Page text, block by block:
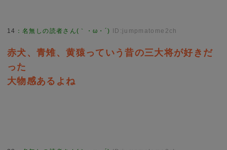
14 ：名無しの読者さん(｀・ω・´) ID:jumpmatome2ch
赤犬、青雉、黄猿っていう昔の三大将が好きだ
った
大物感あるよね